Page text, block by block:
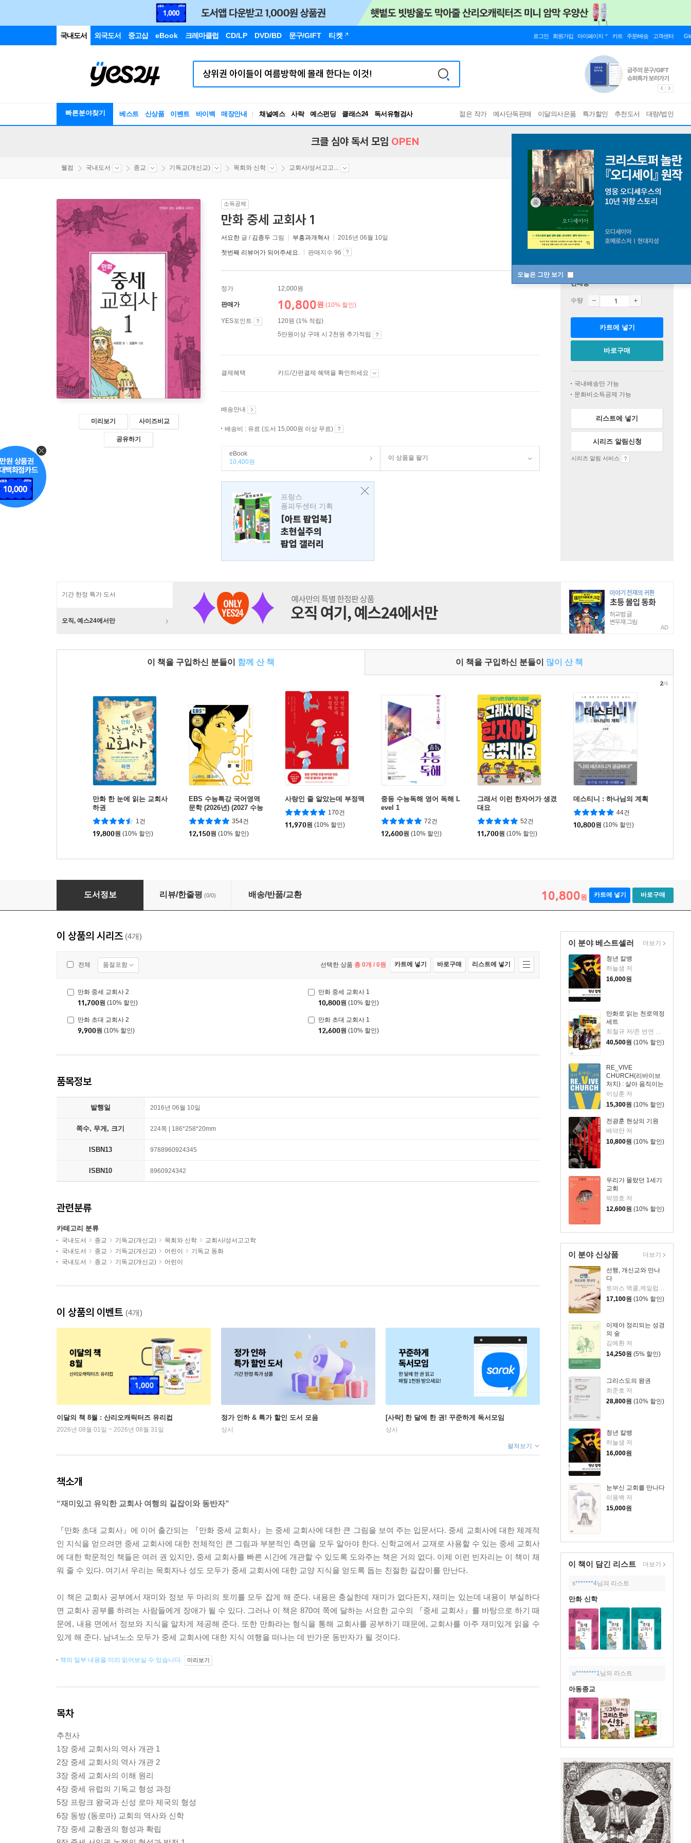
국내도서 외국도서 중고샵 eBook 크레마클럽 CD/LP DVD/BD 문구/GIFT 티켓 로그인 회원가입 마이페이지 카트 주문/배송 고객센터
빠른분야찾기 베스트 신상품 이벤트 바이백 매장안내 채널예스 사락 예스펀딩 클래스24
독서유형검사
RBTI Lab
젊은 작가 예사단독판매 이달의사은품 특가할인 추천도서 대량/법인
오늘은 그만 보기
크클 심야 독서 모임 OPEN
웰컴 국내도서 종교 기독교(개신교) 목회와 신학 교회사/성서고고...
미리보기 사이즈비교
공유하기
소득공제
만화 중세 교회사 1
서요한 글 / 김종두 그림 부흥과개혁사 2016년 06월 10일
첫번째 리뷰어가 되어주세요. 판매지수 96
정가 12,000원
판매가 10,800원 (10% 할인)
YES포인트
120원 (1% 적립)
5만원이상 구매 시 2천원 추가적립
결제혜택 카드/간편결제 혜택을 확인하세요
배송안내
배송비 : 유료 (도서 15,000원 이상 무료)
eBook
10,400원
이 상품을 팔기
프랑스
퐁피두센터 기획
[아트 팝업북]
초현실주의
팝업 갤러리
판매중
수량
카트에 넣기
바로구매
국내배송만 가능
문화비소득공제 가능
리스트에 넣기
시리즈 알림신청
시리즈 알림 서비스
기간 한정 특가 도서
오직, 예스24에서만
AD
이 책을 구입하신 분들이 함께 산 책 이 책을 구입하신 분들이 많이 산 책
만화 한 눈에 읽는 교회사
하권
1건
19,800원 (10% 할인)
EBS 수능특강 국어영역
문학 (2026년) (2027 수능
대비)
354건
12,150원 (10% 할인)
사랑인 줄 알았는데 부정맥
170건
11,970원 (10% 할인)
중등 수능독해 영어 독해 L
evel 1
72건
12,600원 (10% 할인)
그래서 이런 한자어가 생겼
대요
52건
11,700원 (10% 할인)
데스티니 : 하나님의 계획
44건
10,800원 (10% 할인)
2/4
만화 중세 교회사 1
도서정보 리뷰/한줄평 (0/0) 배송/반품/교환 10,800원 카트에 넣기 바로구매
이 분야 베스트셀러
청년 칼뱅
하늘샘 저
16,000원
만화로 읽는 천로역정
세트
최철규 저/존 번연 원작
40,500원 (10% 할인)
RE_VIVE
CHURCH(리바이브
처치) : 살아 움직이는
교회
이상훈 저
15,300원 (10% 할인)
전광훈 현상의 기원
배덕만 저
10,800원 (10% 할인)
우리가 몰랐던 1세기
교회
박영호 저
12,600원 (10% 할인)
더보기
이 분야 신상품
선행, 개신교와 만나
다
토머스 맥콜,케일럽 프리드먼,매트 프리드먼 저/류재성 역
17,100원 (10% 할인)
이제야 정리되는 성경
의 숲
김예환 저
14,250원 (5% 할인)
그리스도의 왕권
최준호 저
28,800원 (10% 할인)
청년 칼뱅
하늘샘 저
16,000원
눈부신 교회를 만나다
이용백 저
15,000원
더보기
이 책이 담긴 리스트 더보기
s*******4님의 리스트
만화 신학
u********1님의 리스트
아동종교
이 상품의 시리즈 (4개)
전체 품절포함 선택한 상품 총 0개 / 0원 카트에 넣기 바로구매 리스트에 넣기
만화 중세 교회사 2
11,700원 (10% 할인)
만화 중세 교회사 1
10,800원 (10% 할인)
만화 초대 교회사 2
9,900원 (10% 할인)
만화 초대 교회사 1
12,600원 (10% 할인)
품목정보
발행일 2016년 06월 10일
쪽수, 무게, 크기 224쪽 | 186*258*20mm
ISBN13 9788960924345
ISBN10 8960924342
관련분류
카테고리 분류
국내도서 종교 기독교(개신교) 목회와 신학
교회사/성서고고학
국내도서
종교 기독교(개신교) 어린이
기독교 동화
국내도서
종교 기독교(개신교) 어린이
이 상품의 이벤트 (4개)
이달의 책 8월 : 산리오캐릭터즈 유리컵
2026년 08월 01일 ~ 2026년 08월 31일
정가 인하 & 특가 할인 도서 모음
상시
[사락] 한 달에 한 권! 꾸준하게 독서모임
상시
펼쳐보기
책소개
“재미있고 유익한 교회사 여행의 길잡이와 동반자”
『만화 초대 교회사』에 이어 출간되는 『만화 중세 교회사』는 중세 교회사에 대한 큰 그림을 보여 주는 입문서다. 중세 교회사에 대한 체계적
인 지식을 얻으려면 중세 교회사에 대한 전체적인 큰 그림과 부분적인 측면을 모두 알아야 한다. 신학교에서 교재로 사용할 수 있는 중세 교회사
에 대한 학문적인 책들은 여러 권 있지만, 중세 교회사를 빠른 시간에 개관할 수 있도록 도와주는 책은 거의 없다. 이제 이런 빈자리는 이 책이 채
워 줄 수 있다. 여기서 우리는 목회자나 성도 모두가 중세 교회사에 대한 교양 지식을 얻도록 돕는 친절한 길잡이를 만난다.
이 책은 교회사 공부에서 재미와 정보 두 마리의 토끼를 모두 잡게 해 준다. 내용은 충실한데 재미가 없다든지, 재미는 있는데 내용이 부실하다
면 교회사 공부를 하려는 사람들에게 장애가 될 수 있다. 그러나 이 책은 870여 쪽에 달하는 서요한 교수의 『중세 교회사』를 바탕으로 하기 때
문에, 내용 면에서 정보와 지식을 알차게 제공해 준다. 또한 만화라는 형식을 통해 교회사를 공부하기 때문에, 교회사를 아주 재미있게 읽을 수
있게 해 준다. 남녀노소 모두가 중세 교회사에 대한 지식 여행을 떠나는 데 반가운 동반자가 될 것이다.
책의 일부 내용을 미리 읽어보실 수 있습니다. 미리보기
목차
추천사
1장 중세 교회사의 역사 개관 1
2장 중세 교회사의 역사 개관 2
3장 중세 교회사의 이해 원리
4장 중세 유럽의 기독교 형성 과정
5장 프랑크 왕국과 신성 로마 제국의 형성
6장 동방 (동로마) 교회의 역사와 신학
7장 중세 교황권의 형성과 확립